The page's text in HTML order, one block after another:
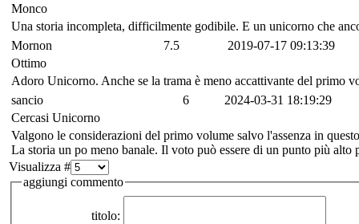
Monco
Una storia incompleta, difficilmente godibile. E un unicorno che
Mornon
7.5
2019-07-17 09:13:39
Ottimo
Adoro Unicorno. Anche se la trama è meno accattivante del primo
sancio
6
2024-03-31 18:19:29
Cercasi Unicorno
Valgono le considerazioni del primo volume salvo l'assenza in
La storia un po meno banale. Il voto può essere di un punto più alto
Visualizza #
aggiungi commento
titolo: